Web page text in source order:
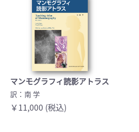
マンモグラフィ読影アトラス
訳：南 学
￥11,000 (税込)